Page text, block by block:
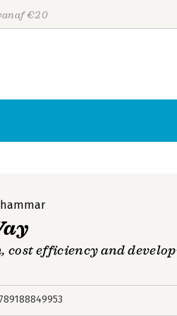
€20
efficiency and
Personen